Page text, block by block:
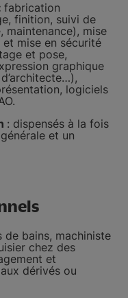
fabrication
finition, suivi de
mise
mise en sécurité
et pose,
graphique
logiciels
: dispensés à la fois
et un
de bains, machiniste
chez des
et
dérivés ou